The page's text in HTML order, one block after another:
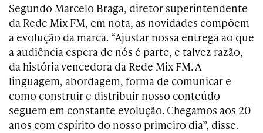
Segundo Marcelo Braga, diretor superintendente
da Rede Mix FM, em nota, as novidades compõem
a evolução da marca. “Ajustar nossa entrega ao que
a audiência espera de nós é parte, e talvez razão,
da história vencedora da Rede Mix FM. A
linguagem, abordagem, forma de comunicar e
como construir e distribuir nosso conteúdo
seguem em constante evolução. Chegamos aos 20
anos com espírito do nosso primeiro dia”, disse.